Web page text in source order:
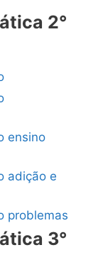
2°
ensino
adição e
problemas
3°